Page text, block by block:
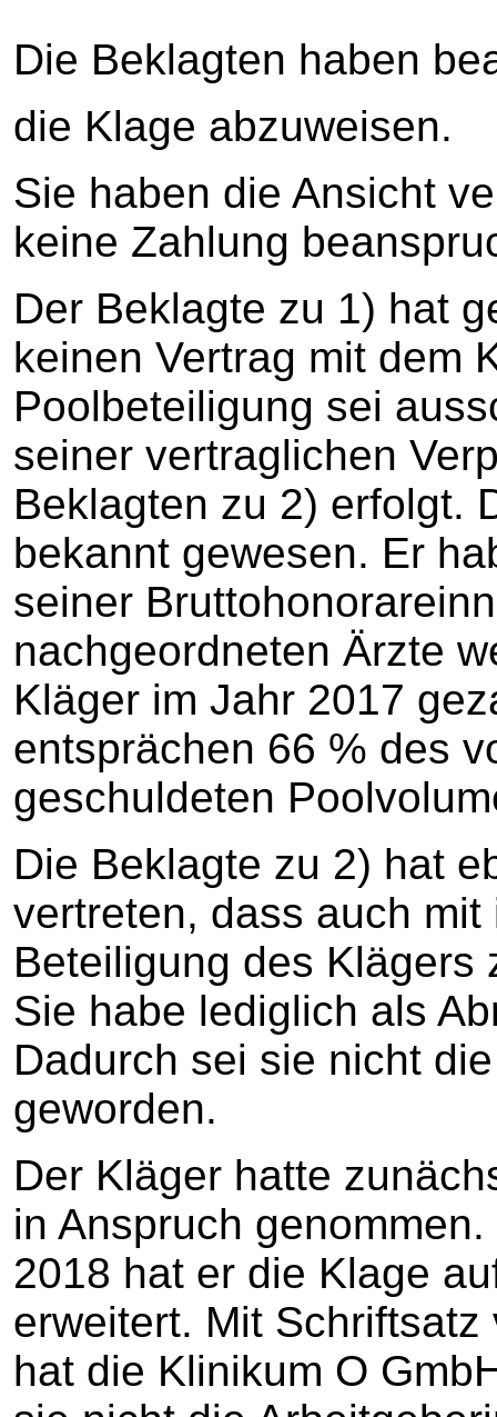
Die Beklagten haben
die Klage abzuweisen.
Sie haben die Ansicht
keine Zahlung
Der Beklagte zu 1) hat
keinen Vertrag mit dem
Poolbeteiligung sei
seiner vertraglichen
Beklagten zu 2) erfolgt.
bekannt gewesen. Er
seiner
nachgeordneten Ärzte
Kläger im Jahr 2017
entsprächen 66 % des
geschuldeten
Die Beklagte zu 2) hat
vertreten, dass auch
Beteiligung des Klägers
Sie habe lediglich als
Dadurch sei sie nicht
geworden.
Der Kläger hatte
in Anspruch
2018 hat er die Klage
erweitert. Mit
hat die Klinikum O